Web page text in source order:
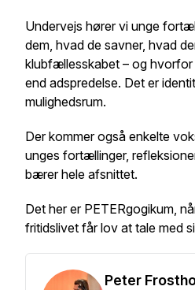
Undervejs hører vi unge
dem, hvad de savner, hvad
klubfællesskabet – og
end adspredelse. Det er
mulighedsrum.
Der kommer også enkelte
unges fortællinger,
bærer hele afsnittet.
Det her er PETERgogikum,
fritidslivet får lov at tale med
Peter